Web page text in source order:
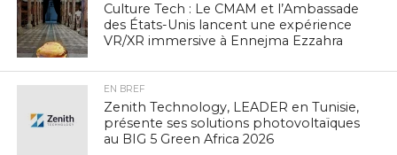
Culture Tech : Le CMAM et l’Ambassade
des États-Unis lancent une expérience
VR/XR immersive à Ennejma Ezzahra
EN BREF
Zenith Technology, LEADER en Tunisie,
présente ses solutions photovoltaïques
au BIG 5 Green Africa 2026